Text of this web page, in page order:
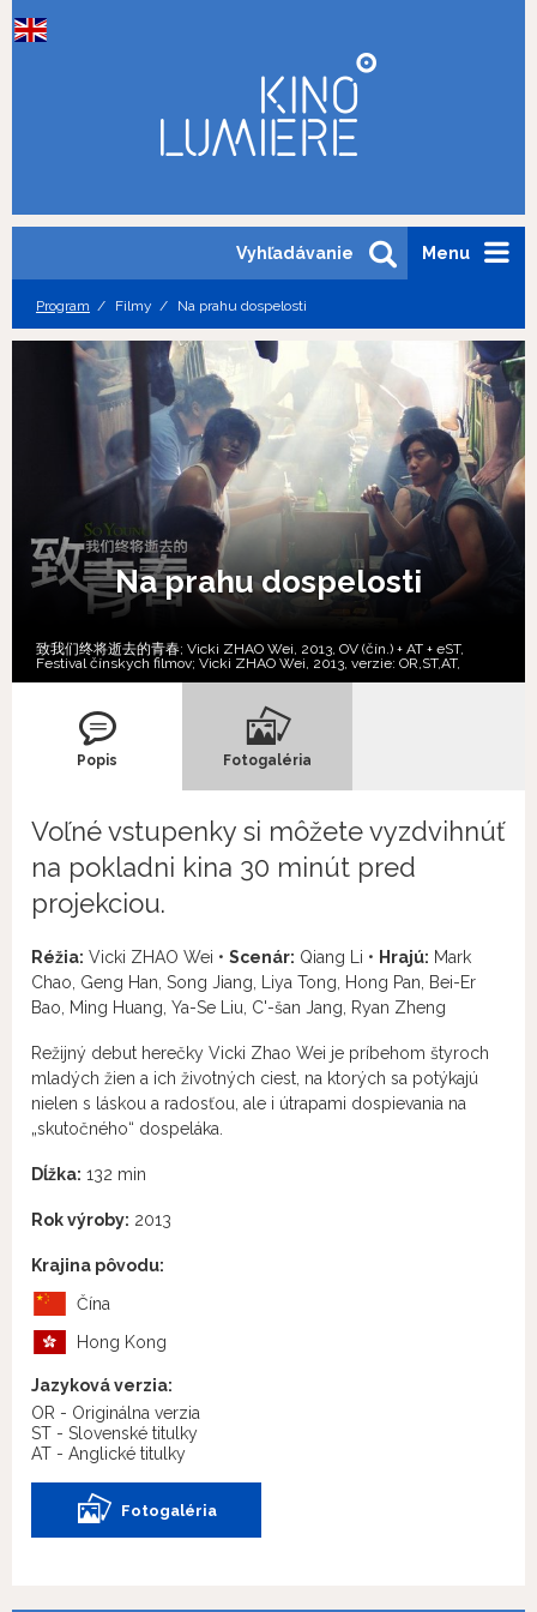
Menu
Vyhľadávanie
Program Filmy Na prahu dospelosti
Na prahu dospelosti
致我们终将逝去的青春; Vicki ZHAO Wei, 2013, OV (čín.) + AT + eST,
Festival čínskych filmov; Vicki ZHAO Wei, 2013, verzie: OR, ST,AT,
Popis Fotogaléria
Voľné vstupenky si môžete vyzdvihnúť
na pokladni kina 30 minút pred
projekciou.
Réžia: Vicki ZHAO Wei • Scenár: Qiang Li • Hrajú: Mark
Chao, Geng Han, Song Jiang, Liya Tong, Hong Pan, Bei-Er
Bao, Ming Huang, Ya-Se Liu, C'-šan Jang, Ryan Zheng
Režijný debut herečky Vicki Zhao Wei je príbehom štyroch
mladých žien a ich životných ciest, na ktorých sa potýkajú
nielen s láskou a radosťou, ale i útrapami dospievania na
„skutočného“ dospeláka.
Dĺžka: 132 min
Rok výroby: 2013
Krajina pôvodu:
Čína
Hong Kong
Jazyková verzia:
OR - Originálna verzia
ST - Slovenské titulky
AT - Anglické titulky
Fotogaléria